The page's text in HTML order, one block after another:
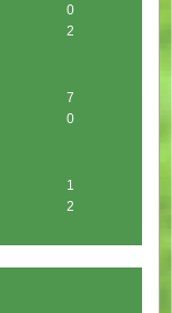
0
2
7
0
1
2